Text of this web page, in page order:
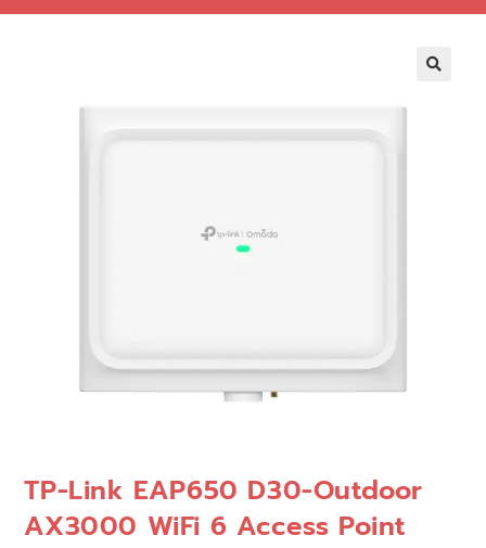
TP-Link EAP650 D30-Outdoor
AX3000 WiFi 6 Access Point